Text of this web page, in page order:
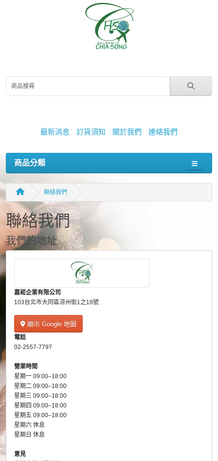
最新消息 訂貨須知 關於我們 連絡我們
商品分類
聯絡我們
聯絡我們
我們的地址
嘉崧企業有限公司
103台北市大同區涼州街1之18號
顯示 Google 地圖
電話
02-2557-7797
營業時間
星期一 09:00–18:00
星期二 09:00–18:00
星期三 09:00–18:00
星期四 09:00–18:00
星期五 09:00–18:00
星期六 休息
星期日 休息
意見